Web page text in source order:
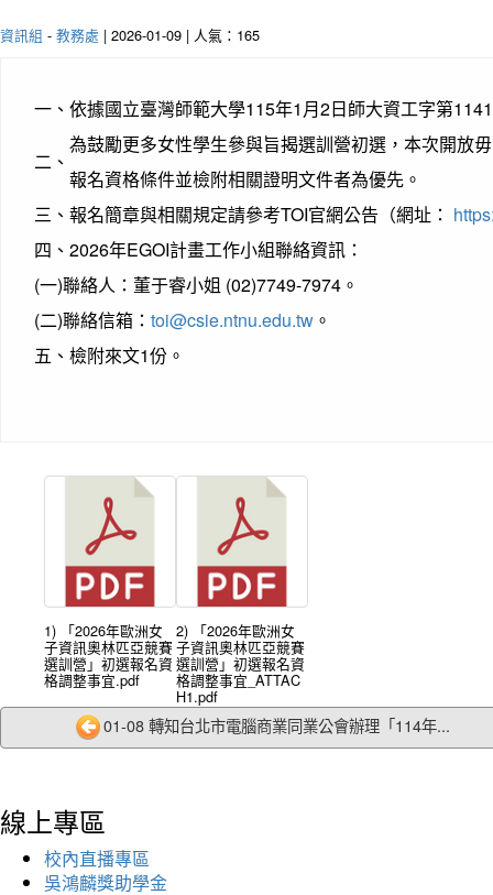
資訊組 - 教務處 | 2026-01-09 | 人氣：165
一、 依據國立臺灣師範大學115年1月2日師大資工字第
二、
為鼓勵更多女性學生參與旨揭選訓營初選，本次開放
報名資格條件並檢附相關證明文件者為優先。
三、 報名簡章與相關規定請參考TOI官網公告（網址：
四、 2026年EGOI計畫工作小組聯絡資訊：
(一)聯絡人：董于睿小姐 (02)7749-7974。
(二)聯絡信箱： toi@csie.ntnu.edu.tw 。
五、 檢附來文1份。
1) 「2026年歐洲女
子資訊奧林匹亞競賽
選訓營」初選報名資
格調整事宜.pdf
2) 「2026年歐洲女
子資訊奧林匹亞競賽
選訓營」初選報名資
格調整事宜_ATTAC
H1.pdf
01-08 轉知台北市電腦商業同業公會辦理「114年...
線上專區
校內直播專區
吳鴻麟獎助學金